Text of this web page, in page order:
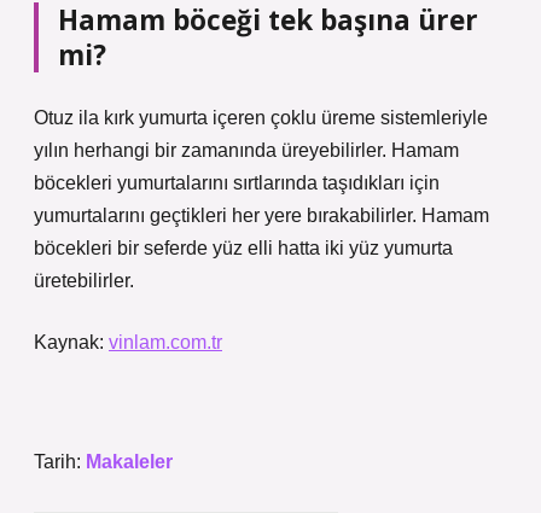
Hamam böceği tek başına ürer
mi?
Otuz ila kırk yumurta içeren çoklu üreme sistemleriyle
yılın herhangi bir zamanında üreyebilirler. Hamam
böcekleri yumurtalarını sırtlarında taşıdıkları için
yumurtalarını geçtikleri her yere bırakabilirler. Hamam
böcekleri bir seferde yüz elli hatta iki yüz yumurta
üretebilirler.
Kaynak: vinlam.com.tr
Tarih: Makaleler